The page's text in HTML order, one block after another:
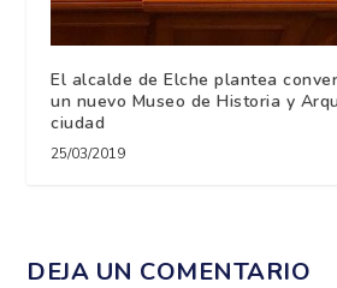
El alcalde de Elche plantea
un nuevo Museo de Historia y
ciudad
25/03/2019
DEJA UN COMENTARIO